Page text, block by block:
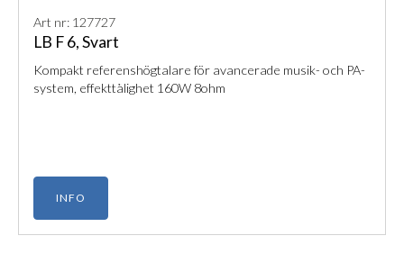
Art nr: 127727
LB F 6, Svart
Kompakt referenshögtalare för avancerade musik- och PA-
system, effekttålighet 160W 8ohm
INFO